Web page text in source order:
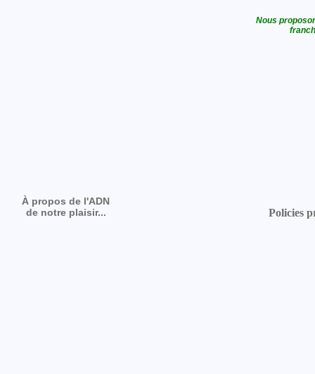
Nous
À propos de l'ADN
de notre plaisir...
Policies